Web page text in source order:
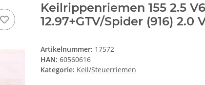
Keilrippenriemen 155 2.5
12.97+GTV/Spider (916) 2.0
Artikelnummer: 17572
HAN: 60560616
Kategorie: Keil/Steuerriemen